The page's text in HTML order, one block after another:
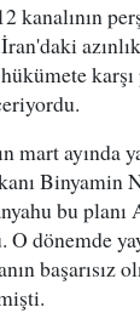
kanalının
mart ayında
Binyamin
bu
dönemde
başarısız